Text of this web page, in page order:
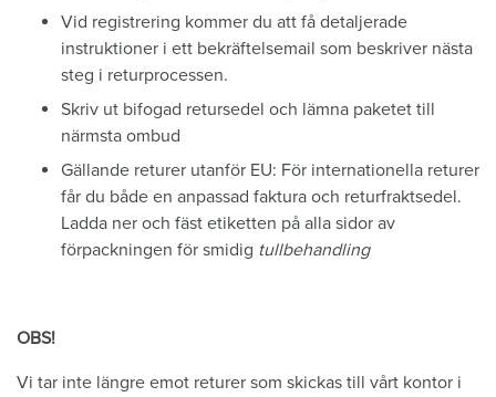
Vid registrering kommer du att få detaljerade
instruktioner i ett bekräftelsemail som beskriver nästa
steg i returprocessen.
Skriv ut bifogad retursedel och lämna paketet till
närmsta ombud
Gällande returer utanför EU: För internationella returer
får du både en anpassad faktura och returfraktsedel.
Ladda ner och fäst etiketten på alla sidor av
förpackningen för smidig tullbehandling
OBS!
Vi tar inte längre emot returer som skickas till vårt kontor i